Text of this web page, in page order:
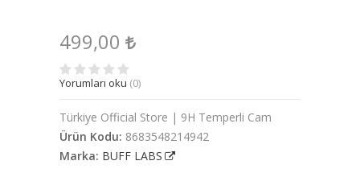
499,00
Yorumları oku (0)
Türkiye Official Store | 9H Temperli Cam
Ürün Kodu: 8683548214942
Marka: BUFF LABS